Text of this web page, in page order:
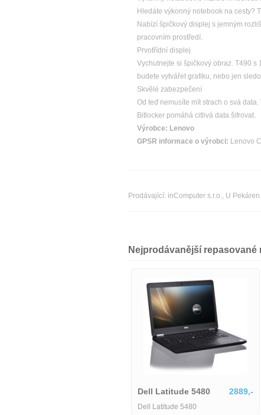
Hledáte výkonný notebook na cesty?
Nabízí špičkový displej s jemným
pracovním prostředí.
Prvotřídní displej
Vychutnejte si špičkový obraz. T490
budete vytvářet grafiku, nebo jen
Skvělé zabezpečení
Od teď nemusíte mít strach o svá
Bitlocker pomáhá citlivá data šifrovat.
Výrobce: Lenovo
GPSR informace o výrobci: Lenovo
Prodávající: inComputer s.r.o., U
Nejprodávanější repasované
Dell Latitude 5480 2889,-
Dell Latitude 5480